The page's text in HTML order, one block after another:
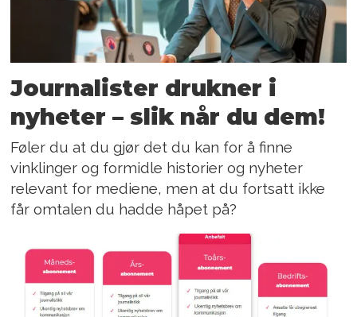
Journalister drukner i
nyheter – slik når du dem!
Føler du at du gjør det du kan for å finne
vinklinger og formidle historier og nyheter
relevant for mediene, men at du fortsatt ikke
får omtalen du hadde håpet på?